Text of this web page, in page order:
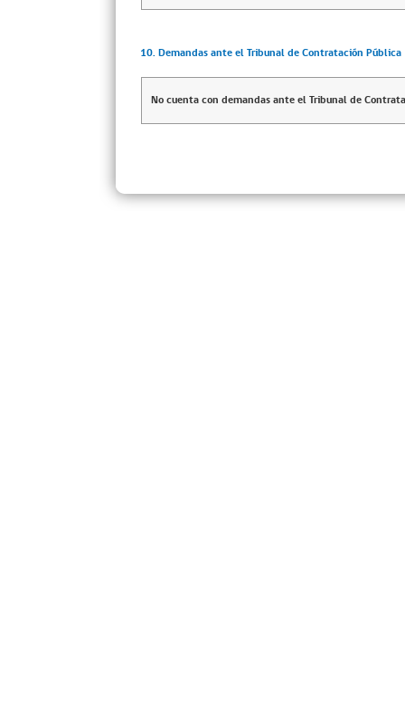
10. Demandas ante el Tribunal de Contratación Pública
No cuenta con demandas ante el Tribunal de